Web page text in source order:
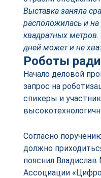
Выставка заняла
расположилась и
квадратных метров.
дней может и не
Роботы
Начало деловой
запрос на
спикеры и
Согласно
должно
пояснил Владислав
Ассоциации